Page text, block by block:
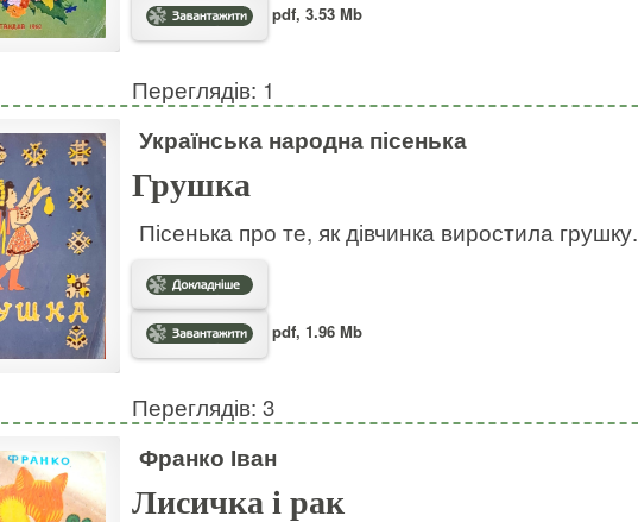
pdf, 3.53 Mb
Переглядів: 1
Українська народна пісенька
Грушка
Пісенька про те, як дівчинка виростила грушку.
pdf, 1.96 Mb
Переглядів: 3
Франко Іван
Лисичка і рак